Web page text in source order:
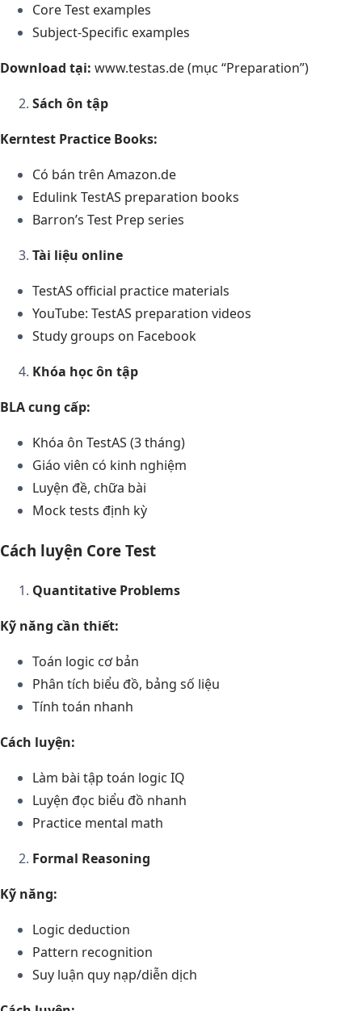
Core Test examples
Subject-Specific examples
Download tại: www.testas.de (mục “Preparation”)
Sách ôn tập
Kerntest Practice Books:
Có bán trên Amazon.de
Edulink TestAS preparation books
Barron’s Test Prep series
Tài liệu online
TestAS official practice materials
YouTube: TestAS preparation videos
Study groups on Facebook
Khóa học ôn tập
BLA cung cấp:
Khóa ôn TestAS (3 tháng)
Giáo viên có kinh nghiệm
Luyện đề, chữa bài
Mock tests định kỳ
Cách luyện Core Test
Quantitative Problems
Kỹ năng cần thiết:
Toán logic cơ bản
Phân tích biểu đồ, bảng số liệu
Tính toán nhanh
Cách luyện:
Làm bài tập toán logic IQ
Luyện đọc biểu đồ nhanh
Practice mental math
Formal Reasoning
Kỹ năng:
Logic deduction
Pattern recognition
Suy luận quy nạp/diễn dịch